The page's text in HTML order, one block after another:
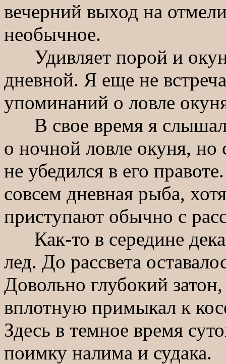
вечерний выход на
необычное.
Удивляет порой и
дневной. Я еще не
упоминаний о ловле
В свое время я слышал
о ночной ловле окуня, но
не убедился в его
совсем дневная рыба,
приступают обычно с
Как-то в середине
лед. До рассвета
Довольно глубокий
вплотную примыкал к
Здесь в темное время
поимку налима и судака.